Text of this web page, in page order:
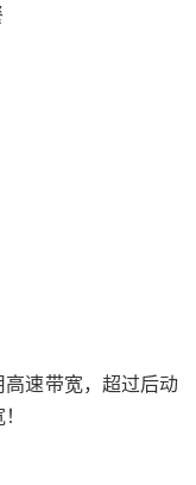
速带宽，超过后动